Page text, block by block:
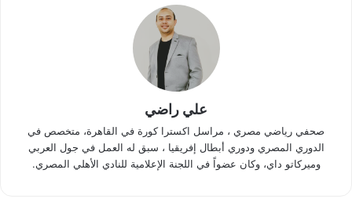
علي راضي
صحفي رياضي مصري ، مراسل اكسترا كورة في القاهرة، متخصص في
الدوري المصري ودوري أبطال إفريقيا ، سبق له العمل في جول العربي
وميركاتو داي، وكان عضواً في اللجنة الإعلامية للنادي الأهلي المصري.